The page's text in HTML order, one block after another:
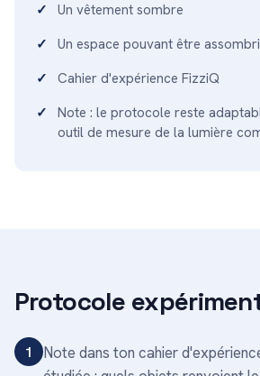
Un vêtement sombre
Un espace pouvant être assombri
Cahier d'expérience FizziQ
Note : le protocole reste
outil de mesure de la lumière
Protocole
1
Note dans ton cahier